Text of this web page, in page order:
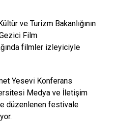
ve Turizm Bakanlığının
Film
filmler izleyiciyle
Yesevi Konferans
Medya ve İletişim
düzenlenen festivale